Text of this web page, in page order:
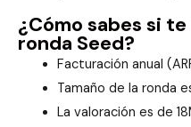
¿Cómo sabes si
ronda Seed?
Facturación anual
Tamaño de la ronda
La valoración es de